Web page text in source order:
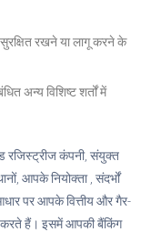
रखने या लागू करने के
अन्य विशिष्ट शर्तों में
रजिस्ट्रीज कंपनी, संयुक्त
आपके नियोक्ता , संदर्भों
पर आपके वित्तीय और गैर-
करते हैं। इसमें आपकी बैंकिंग